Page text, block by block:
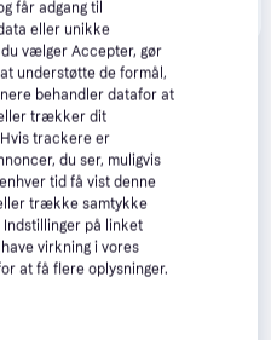
A4 højf. | Sort
får adgang til
eller unikke
vælger Accepter, gør
understøtte de formål,
behandler datafor at
trækker dit
trackere er
du ser, muligvis
tid få vist denne
trække samtykke
på linket
virkning i vores
at få flere oplysninger.